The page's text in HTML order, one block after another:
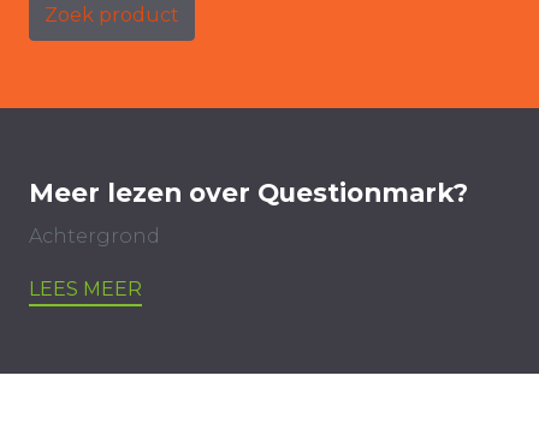
Zoek product
Meer lezen over Questionmark?
Achtergrond
LEES MEER